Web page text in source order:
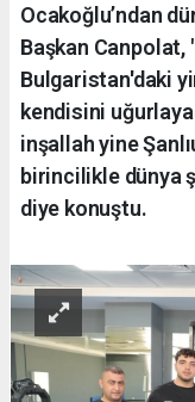
Ocakoğlu’ndan
Başkan Canpolat,
Bulgaristan'daki
kendisini
inşallah yine
birincilikle dünya
diye konuştu.